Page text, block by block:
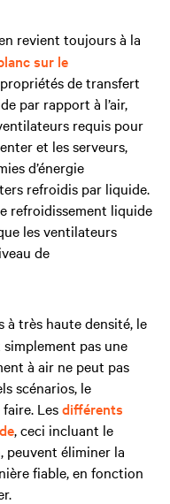
revient toujours à la
sur le
propriétés de transfert
par rapport à l’air,
requis pour
et les serveurs,
d’énergie
refroidis par liquide.
refroidissement liquide
les ventilateurs
de
à très haute densité, le
pas une
à air ne peut pas
scénarios, le
Lesdifférents
, ceci incluant le
peuvent éliminer la
fiable, en fonction